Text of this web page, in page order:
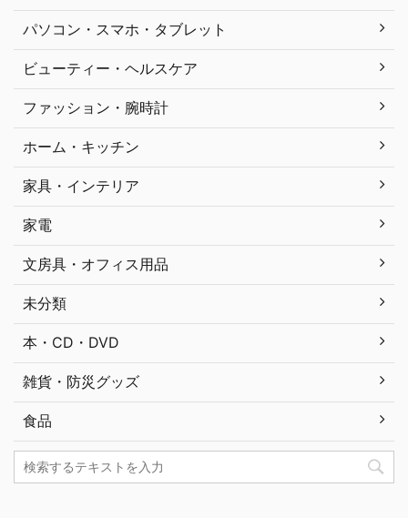
パソコン・スマホ・タブレット
ビューティー・ヘルスケア
ファッション・腕時計
ホーム・キッチン
家具・インテリア
家電
文房具・オフィス用品
未分類
本・CD・DVD
雑貨・防災グッズ
食品